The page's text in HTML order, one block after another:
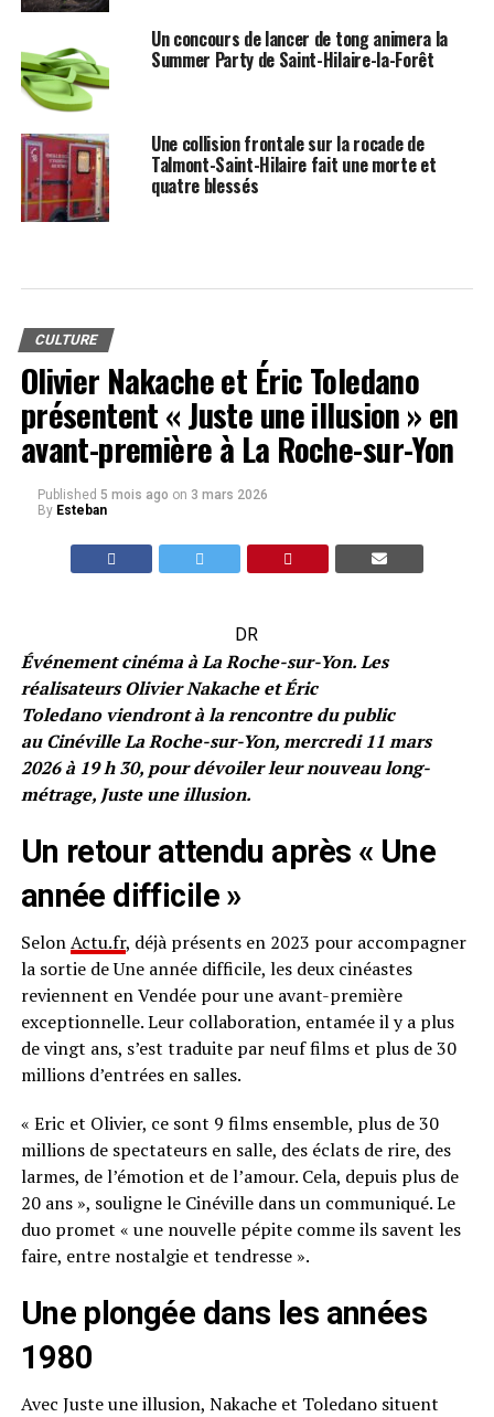
Un concours de lancer de tong animera la
Summer Party de Saint-Hilaire-la-Forêt
Une collision frontale sur la rocade de
Talmont-Saint-Hilaire fait une morte et
quatre blessés
CULTURE
Olivier Nakache et Éric Toledano
présentent « Juste une illusion » en
avant-première à La Roche-sur-Yon
Published 5 mois ago on 3 mars 2026
By Esteban
DR
Événement cinéma à La Roche-sur-Yon. Les
réalisateurs Olivier Nakache et Éric
Toledano viendront à la rencontre du public
au Cinéville La Roche-sur-Yon, mercredi 11 mars
2026 à 19 h 30, pour dévoiler leur nouveau long-
métrage, Juste une illusion.
Un retour attendu après « Une
année difficile »
SelonActu.fr, déjà présents en 2023 pour accompagner
la sortie de Une année difficile, les deux cinéastes
reviennent en Vendée pour une avant-première
exceptionnelle. Leur collaboration, entamée il y a plus
de vingt ans, s’est traduite par neuf films et plus de 30
millions d’entrées en salles.
« Eric et Olivier, ce sont 9 films ensemble, plus de 30
millions de spectateurs en salle, des éclats de rire, des
larmes, de l’émotion et de l’amour. Cela, depuis plus de
20 ans », souligne le Cinéville dans un communiqué. Le
duo promet « une nouvelle pépite comme ils savent les
faire, entre nostalgie et tendresse ».
Une plongée dans les années
1980
Avec Juste une illusion, Nakache et Toledano situent